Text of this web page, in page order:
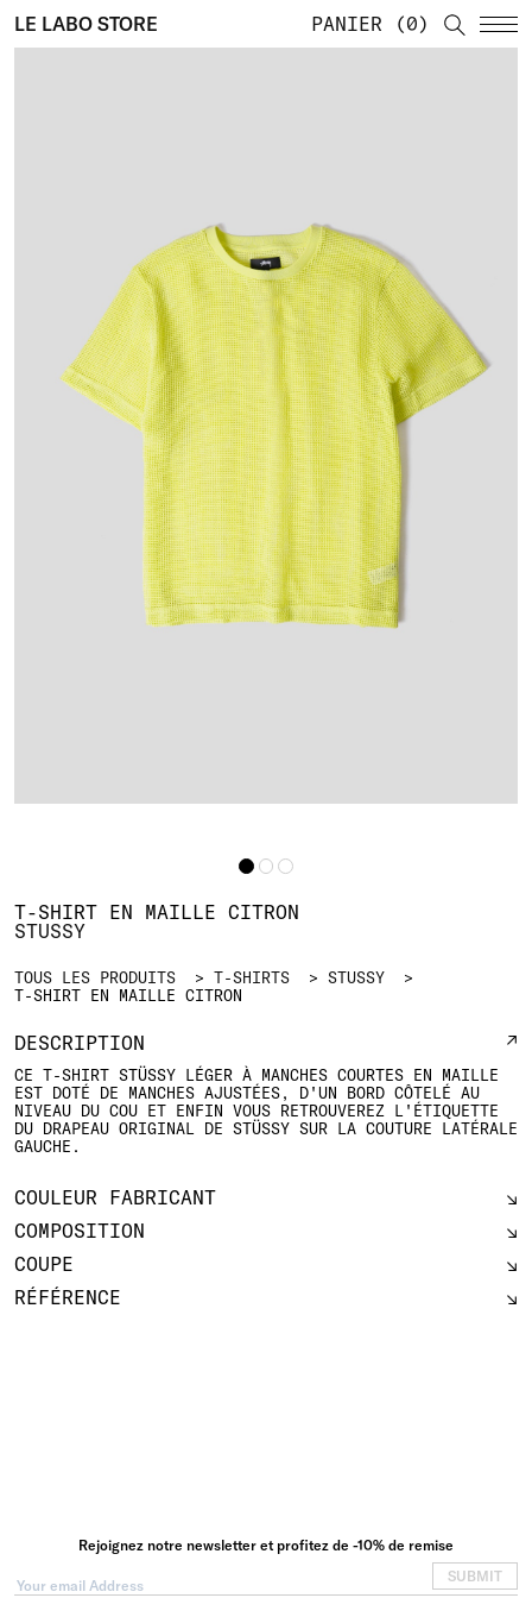
LE LABO STORE PANIER 0
TOUS LES PRODUITS T-SHIRTS
STUSSY
T-SHIRT EN MAILLE CITRON
T-SHIRT EN MAILLE CITRON
STUSSY
DESCRIPTION
CE T-SHIRT STÜSSY LÉGER À MANCHES COURTES EN MAILLE
EST DOTÉ DE MANCHES AJUSTÉES, D'UN BORD CÔTELÉ AU
NIVEAU DU COU ET ENFIN VOUS RETROUVEREZ L'ÉTIQUETTE
DU DRAPEAU ORIGINAL DE STÜSSY SUR LA COUTURE LATÉRALE
GAUCHE.
COULEUR FABRICANT
COMPOSITION
COUPE
RÉFÉRENCE
Rejoignez notre newsletter et profitez de -10% de remise
SUBMIT